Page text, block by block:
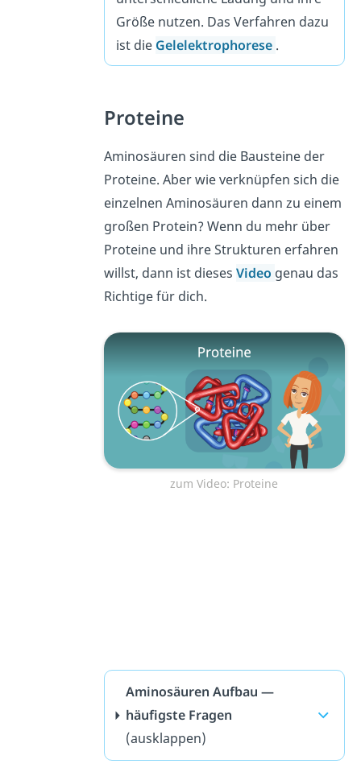
Größe nutzen. Das Verfahren dazu
ist die Gelelektrophorese .
Proteine
Aminosäuren sind die Bausteine der
Proteine. Aber wie verknüpfen sich die
einzelnen Aminosäuren dann zu einem
großen Protein? Wenn du mehr über
Proteine und ihre Strukturen erfahren
willst, dann ist dieses Video genau das
Richtige für dich.
zum Video: Proteine
Aminosäuren Aufbau —
häufigste Fragen
(ausklappen)